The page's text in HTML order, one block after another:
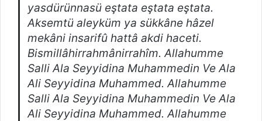
yasdürünnasü eştata eştata eştata.
Aksemtü aleyküm ya sükkâne hâzel
mekâni insarifû hattâ akdi haceti.
Bismillâhirrahmânirrahîm. Allahumme
Salli Ala Seyyidina Muhammedin Ve Ala
Ali Seyyidina Muhammed. Allahumme
Salli Ala Seyyidina Muhammedin Ve Ala
Ali Seyyidina Muhammed. Allahumme